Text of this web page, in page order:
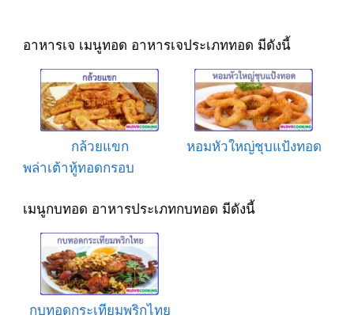
อาหารเจ เมนูทอด อาหารเจประเภททอด มีดังนี้
กล้วยแขก
หอมหัวใหญ่ชุบแป้งทอด
พล่าเต้าหู้ทอดกรอบ
เมนูกบทอด อาหารประเภทกบทอด มีดังนี้
กบทอดกระเทียมพริกไทย